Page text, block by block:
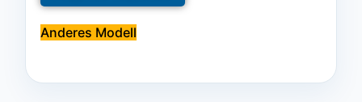
Anderes Modell